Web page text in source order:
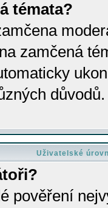
témata?
zamčená
důvodů.
Uživatelské
pověření